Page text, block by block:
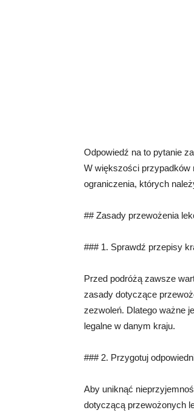
Odpowiedź na to pytanie
W większości przypadków
ograniczenia, których
## Zasady przewożenia
### 1. Sprawdź przepisy
Przed podróżą zawsze
zasady dotyczące
zezwoleń. Dlatego ważne
legalne w danym kraju.
### 2. Przygotuj
Aby uniknąć
dotyczącą przewożonych